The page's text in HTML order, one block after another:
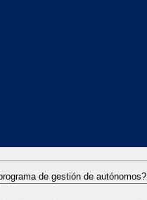
de gestión de autónomos?